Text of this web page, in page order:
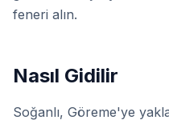
feneri alın.
Nasıl Gidilir
Soğanlı, Göreme'ye